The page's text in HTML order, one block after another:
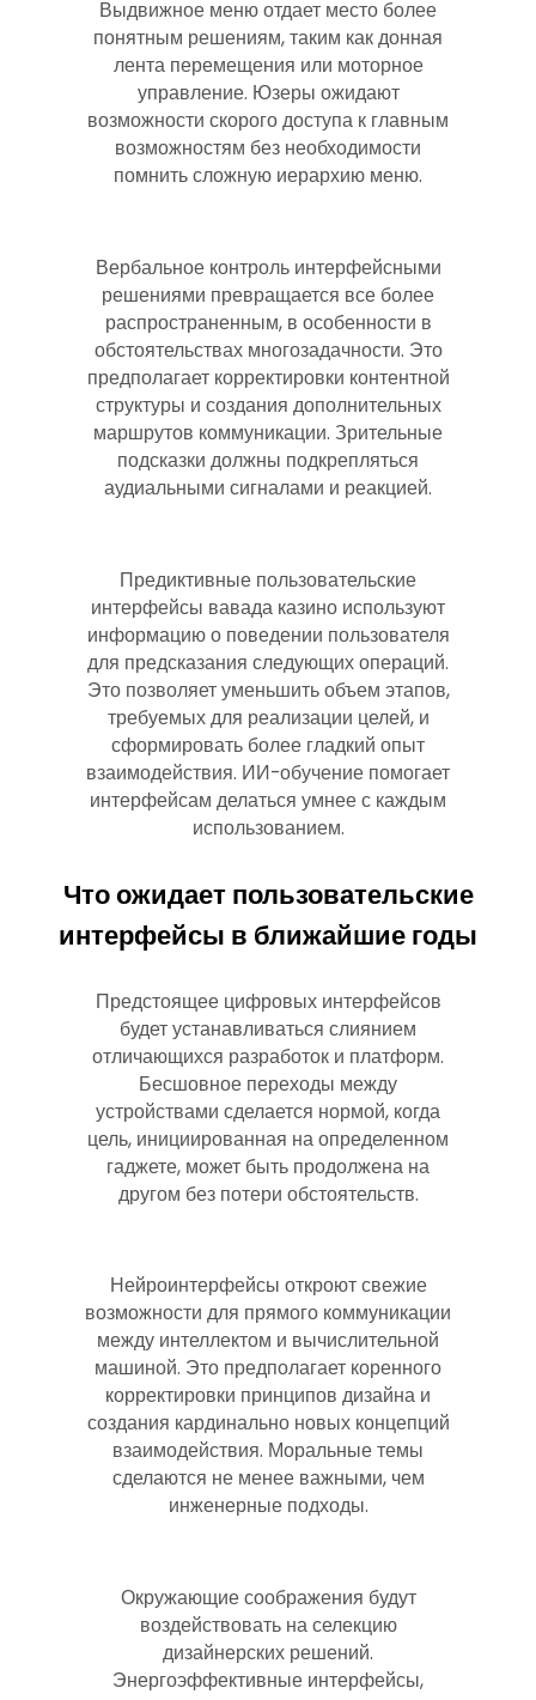
Выдвижное меню отдает место более
понятным решениям, таким как донная
лента перемещения или моторное
управление. Юзеры ожидают
возможности скорого доступа к главным
возможностям без необходимости
помнить сложную иерархию меню.
Вербальное контроль интерфейсными
решениями превращается все более
распространенным, в особенности в
обстоятельствах многозадачности. Это
предполагает корректировки контентной
структуры и создания дополнительных
маршрутов коммуникации. Зрительные
подсказки должны подкрепляться
аудиальными сигналами и реакцией.
Предиктивные пользовательские
интерфейсы вавада казино используют
информацию о поведении пользователя
для предсказания следующих операций.
Это позволяет уменьшить объем этапов,
требуемых для реализации целей, и
сформировать более гладкий опыт
взаимодействия. ИИ-обучение помогает
интерфейсам делаться умнее с каждым
использованием.
Что ожидает пользовательские
интерфейсы в ближайшие годы
Предстоящее цифровых интерфейсов
будет устанавливаться слиянием
отличающихся разработок и платформ.
Бесшовное переходы между
устройствами сделается нормой, когда
цель, инициированная на определенном
гаджете, может быть продолжена на
другом без потери обстоятельств.
Нейроинтерфейсы откроют свежие
возможности для прямого коммуникации
между интеллектом и вычислительной
машиной. Это предполагает коренного
корректировки принципов дизайна и
создания кардинально новых концепций
взаимодействия. Моральные темы
сделаются не менее важными, чем
инженерные подходы.
Окружающие соображения будут
воздействовать на селекцию
дизайнерских решений.
Энергоэффективные интерфейсы,